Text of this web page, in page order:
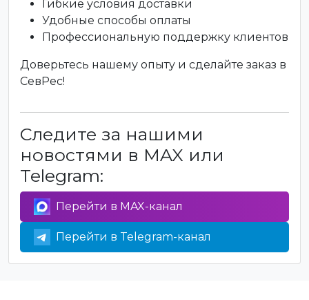
Гибкие условия доставки
Удобные способы оплаты
Профессиональную поддержку клиентов
Доверьтесь нашему опыту и сделайте заказ в
СевРес!
Следите за нашими
новостями в MAX или
Telegram:
Перейти в MAX-канал
Перейти в Telegram-канал